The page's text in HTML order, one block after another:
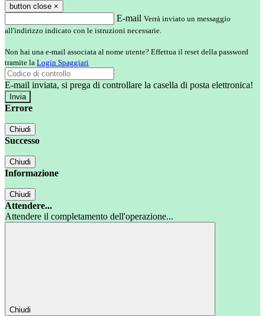
button close ×
E-mail Verrà inviato un messaggio
all'indirizzo indicato con le istruzioni necessarie.
Non hai una e-mail associata al nome utente? Effettua il reset della password
tramite la Login Spaggiari
E-mail inviata, si prega di controllare la casella di posta elettronica!
Errore
Chiudi
Successo
Chiudi
Informazione
Chiudi
Attendere...
Attendere il completamento dell'operazione...
Chiudi